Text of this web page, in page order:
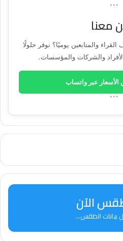
```
معنا
والمتابعين يوميًا؟ نوفر حلولًا
والشركات والمؤسسات.
عبر واتساب
```
الآن
بيانات الطقس...